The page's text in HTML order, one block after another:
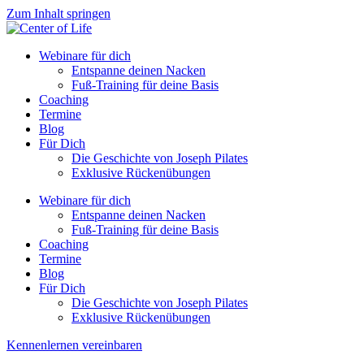
Zum Inhalt springen
Webinare für dich
Entspanne deinen Nacken
Fuß-Training für deine Basis
Coaching
Termine
Blog
Für Dich
Die Geschichte von Joseph Pilates
Exklusive Rückenübungen
Webinare für dich
Entspanne deinen Nacken
Fuß-Training für deine Basis
Coaching
Termine
Blog
Für Dich
Die Geschichte von Joseph Pilates
Exklusive Rückenübungen
Kennenlernen vereinbaren